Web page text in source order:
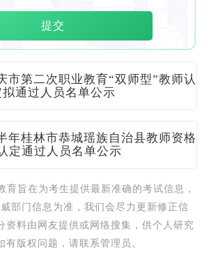
提交
市第二次职业教育“双师型”教师认
拟通过人员名单公示
年桂林市恭城瑶族自治县教师资格
定通过人员名单公示
育旨在为考生提供最新准确的考试信息，
部门信息为准，我们会尽力更新修正信
资料由网友提供或网络搜集，供个人研究
有版权问题，请联系管理员。